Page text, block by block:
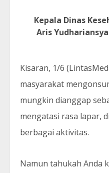
Kepala Dinas
Aris
Kisaran, 1/6
masyarakat
mungkin dianggap
mengatasi rasa lapar,
berbagai aktivitas.
Namun tahukah Anda